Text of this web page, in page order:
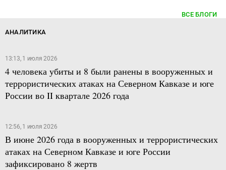
ВСЕ БЛОГИ
АНАЛИТИКА
13:13, 1 июля 2026
4 человека убиты и 8 были ранены в вооруженных и
террористических атаках на Северном Кавказе и юге
России во II квартале 2026 года
12:56, 1 июля 2026
В июне 2026 года в вооруженных и террористических
атаках на Северном Кавказе и юге России
зафиксировано 8 жертв